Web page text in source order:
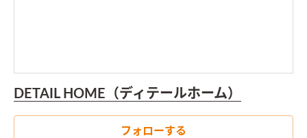
DETAIL HOME（ディテールホーム）
フォローする